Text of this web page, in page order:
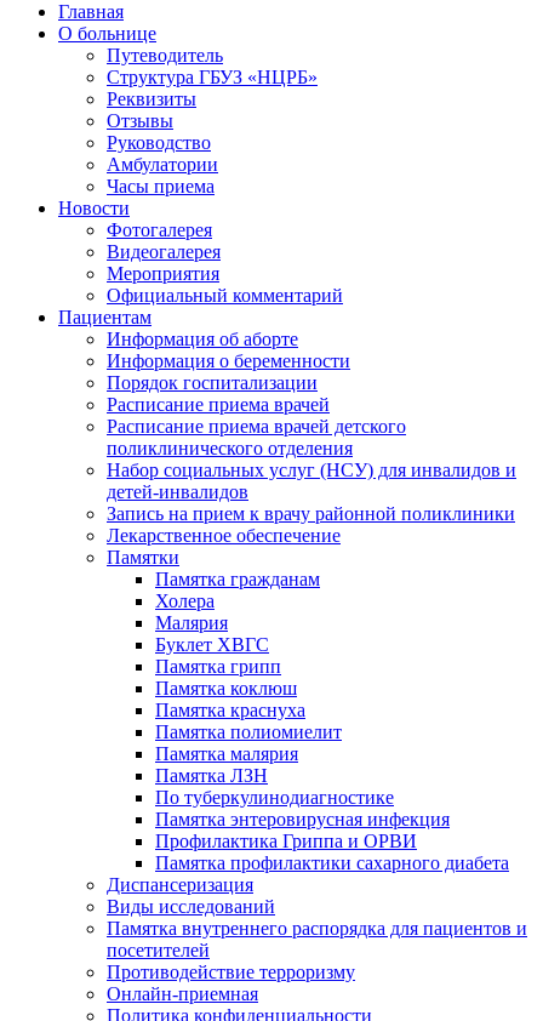
Главная
О больнице
Путеводитель
Структура ГБУЗ «НЦРБ»
Реквизиты
Отзывы
Руководство
Амбулатории
Часы приема
Новости
Фотогалерея
Видеогалерея
Мероприятия
Официальный комментарий
Пациентам
Информация об аборте
Информация о беременности
Порядок госпитализации
Расписание приема врачей
Расписание приема врачей детского
поликлинического отделения
Набор социальных услуг (НСУ) для инвалидов и
детей-инвалидов
Запись на прием к врачу районной поликлиники
Лекарственное обеспечение
Памятки
Памятка гражданам
Холера
Малярия
Буклет ХВГС
Памятка грипп
Памятка коклюш
Памятка краснуха
Памятка полиомиелит
Памятка малярия
Памятка ЛЗН
По туберкулинодиагностике
Памятка энтеровирусная инфекция
Профилактика Гриппа и ОРВИ
Памятка профилактики сахарного диабета
Диспансеризация
Виды исследований
Памятка внутреннего распорядка для пациентов и
посетителей
Противодействие терроризму
Онлайн-приемная
Политика конфиденциальности